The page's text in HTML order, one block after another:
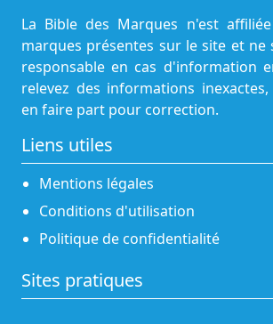
La Bible des Marques n'est
marques présentes sur le site et ne
responsable en cas d'information
relevez des informations
en faire part pour correction.
Liens utiles
Mentions légales
Conditions d'utilisation
Politique de confidentialité
Sites pratiques